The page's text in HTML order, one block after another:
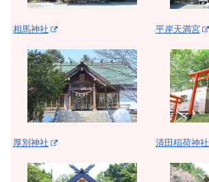
相馬神社
厚別神社
平岸天満宮
清田稲荷神社